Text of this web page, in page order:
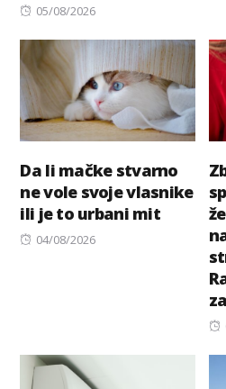
Posted
05/08/2026
Da li mačke stvarno
ne vole svoje vlasnike
ili je to urbani mit
Posted
04/08/2026